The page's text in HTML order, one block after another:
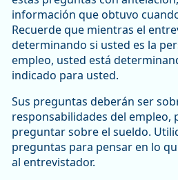
información que obtuvo
Recuerde que mientras el
determinando si usted es la
empleo, usted está
indicado para usted.
Sus preguntas deberán ser
responsabilidades del empleo,
preguntar sobre el sueldo.
preguntas para pensar en lo
al entrevistador.